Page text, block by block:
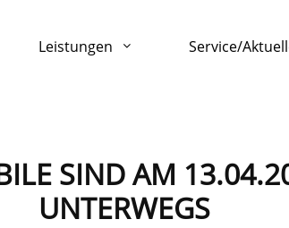
Leistungen Service/
SIND AM
UNTERWEGS